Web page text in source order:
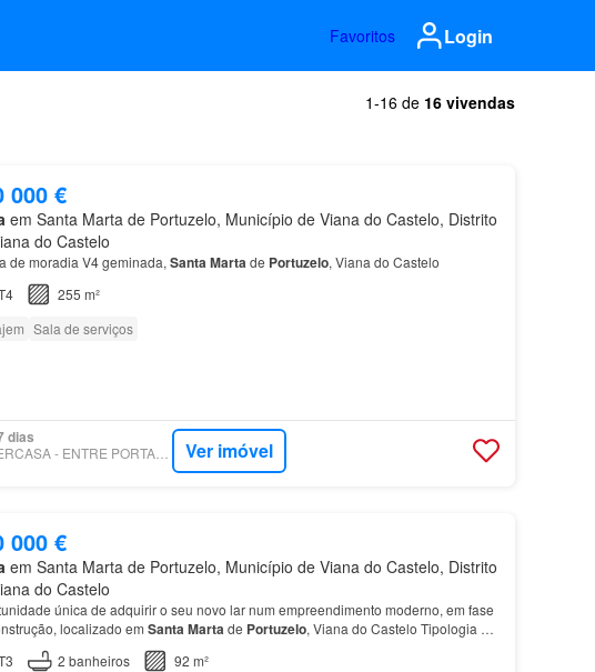
Favoritos Login
1-16 de 16 vivendas
000 €
em Santa Marta de Portuzelo, Município de Viana do Castelo, Distrito
do Castelo
de moradia V4 geminada, SantaMartade Portuzelo, Viana do Castelo
255 m²
Sala de serviços
dias
SUPERCASA - ENTRE PORTAS - MEDIAÇÃO IMOBILIÁRIA, UNIPESSOAL, LDA. Ver imóvel
000 €
em Santa Marta de Portuzelo, Município de Viana do Castelo, Distrito
do Castelo
única de adquirir o seu novo lar num empreendimento moderno, em fase
localizado em SantaMartade Portuzelo, Viana do Castelo Tipologia T3
distribuição de áreas, sala e cozinha em ope…
2 banheiros
92 m²